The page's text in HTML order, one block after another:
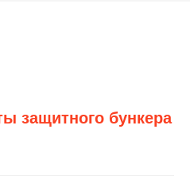
защитного бункера